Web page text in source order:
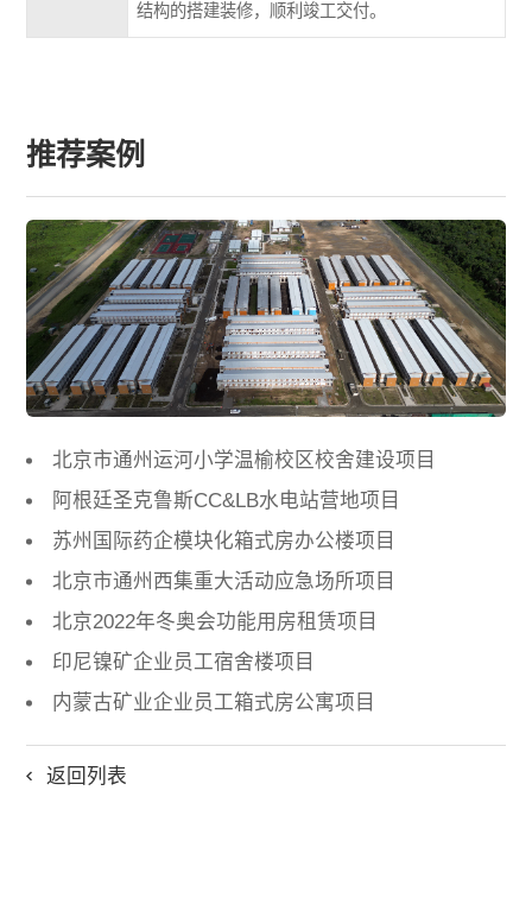
结构的搭建装修，顺利竣工交付。
推荐案例
北京市通州运河小学温榆校区校舍建设项目
阿根廷圣克鲁斯CC&LB水电站营地项目
苏州国际药企模块化箱式房办公楼项目
北京市通州西集重大活动应急场所项目
北京2022年冬奥会功能用房租赁项目
印尼镍矿企业员工宿舍楼项目
内蒙古矿业企业员工箱式房公寓项目
返回列表